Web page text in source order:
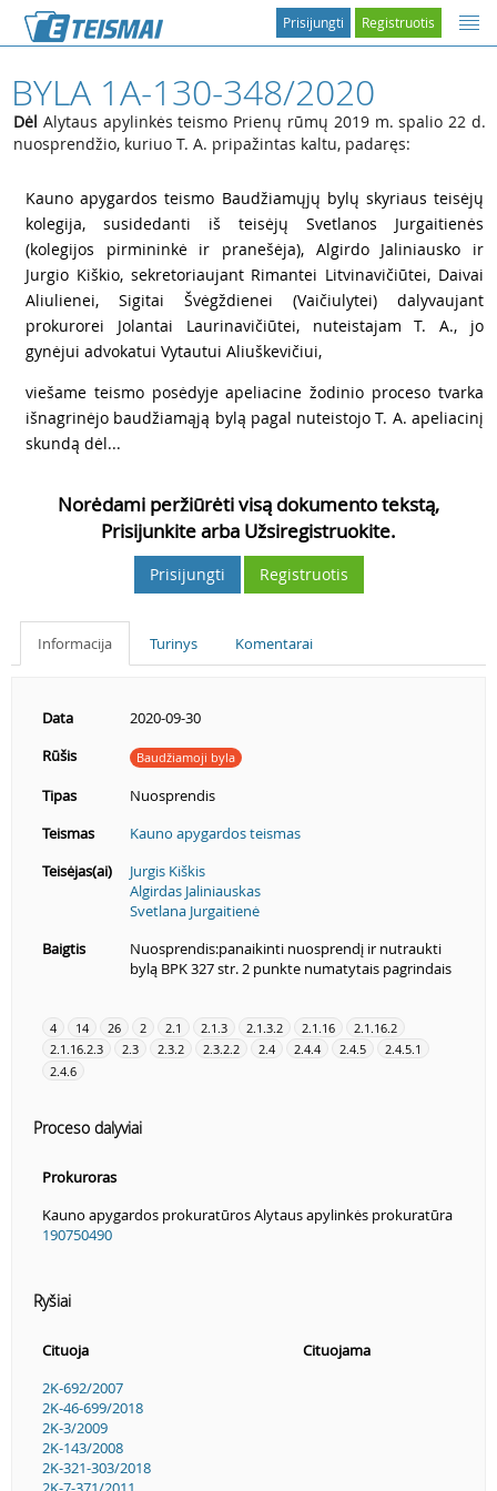
Registruotis
Prisijungti
BYLA 1A-130-348/2020
Dėl Alytaus apylinkės teismo Prienų rūmų 2019 m. spalio 22 d.
nuosprendžio, kuriuo T. A. pripažintas kaltu, padaręs:
Kauno apygardos teismo Baudžiamųjų bylų skyriaus teisėjų
kolegija, susidedanti iš teisėjų Svetlanos Jurgaitienės
(kolegijos pirmininkė ir pranešėja), Algirdo Jaliniausko ir
Jurgio Kiškio, sekretoriaujant Rimantei Litvinavičiūtei, Daivai
Aliulienei, Sigitai Švėgždienei (Vaičiulytei) dalyvaujant
prokurorei Jolantai Laurinavičiūtei, nuteistajam T. A., jo
gynėjui advokatui Vytautui Aliuškevičiui,
viešame teismo posėdyje apeliacine žodinio proceso tvarka
išnagrinėjo baudžiamąją bylą pagal nuteistojo T. A. apeliacinį
skundą dėl...
Norėdami peržiūrėti visą dokumento tekstą,
Prisijunkite arba Užsiregistruokite.
Prisijungti Registruotis
Informacija Turinys Komentarai
Data
2020-09-30
Rūšis
Baudžiamoji byla
Tipas
Nuosprendis
Teismas
Kauno apygardos teismas
Teisėjas(ai)
Jurgis Kiškis
Algirdas Jaliniauskas
Svetlana Jurgaitienė
Baigtis
Nuosprendis:panaikinti nuosprendį ir nutraukti
bylą BPK 327 str. 2 punkte numatytais pagrindais
4 14 26 2 2.1 2.1.3 2.1.3.2 2.1.16
2.1.16.2
2.1.16.2.3
2.3 2.3.2 2.3.2.2 2.4 2.4.4 2.4.5
2.4.5.1
2.4.6
Proceso dalyviai
Prokuroras
Kauno apygardos prokuratūros Alytaus apylinkės prokuratūra
190750490
Ryšiai
Cituoja
Cituojama
2K-692/2007
2K-46-699/2018
2K-3/2009
2K-143/2008
2K-321-303/2018